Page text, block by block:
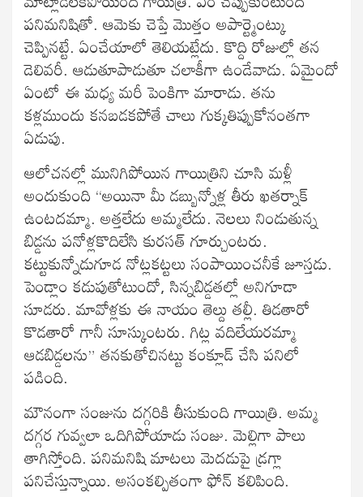
పనిమనిషితో. ఆమెకు చెప్తే మొత్తం అపార్ట్మెంట్కు
చెప్పినట్టే. ఏంచేయాలో తెలియట్లేదు. కొద్ది రోజుల్లో తన
డెలివరీ. ఆడుతూపాడుతూ చలాకీగా ఉండేవాడు. ఏమైందో
ఏంటో ఈ మధ్య మరీ పెంకిగా మారాడు. తను
కళ్లముందు కనబడకపోతే చాలు గుక్కతిప్పుకోనంతగా
ఏడుపు.
ఆలోచనల్లో మునిగిపోయిన గాయిత్రిని చూసి మళ్లీ
అందుకుంది “అయినా మీ డబ్బున్నోళ్ల తీరు ఖతర్నాక్
ఉంటదమ్మా. అత్తలేదు అమ్మలేదు. నెలలు నిండుతున్న
బిడ్డను పనోళ్లకొదిలేసి కురసత్ గూర్చుంటరు.
కట్టుకున్నోడుగూడ నోట్లకట్టలు సంపాయించనీకే జూస్తడు.
పెండ్లాం కడుపుతోటుందో, సిన్నబిడ్డతల్లో అనిగూడా
సూడరు. మావోళ్లకు ఈ నాయం తెల్దు తల్లీ. తిడతారో
కొడతారో గానీ సూస్కుంటరు. గిట్ల వదిలేయరమ్మా
ఆడబిడ్డలను” తనకుతోచినట్టు కంక్లూడ్ చేసి పనిలో
పడింది.
మౌనంగా సంజును దగ్గరికి తీసుకుంది గాయిత్రి. అమ్మ
దగ్గర గువ్వలా ఒదిగిపోయాడు సంజు. మెల్లిగా పాలు
తాగిస్తోంది. పనిమనిషి మాటలు మెదడుపై డ్రగ్లా
పనిచేస్తున్నాయి. అసంకల్పితంగా ఫోన్ కలిపింది.